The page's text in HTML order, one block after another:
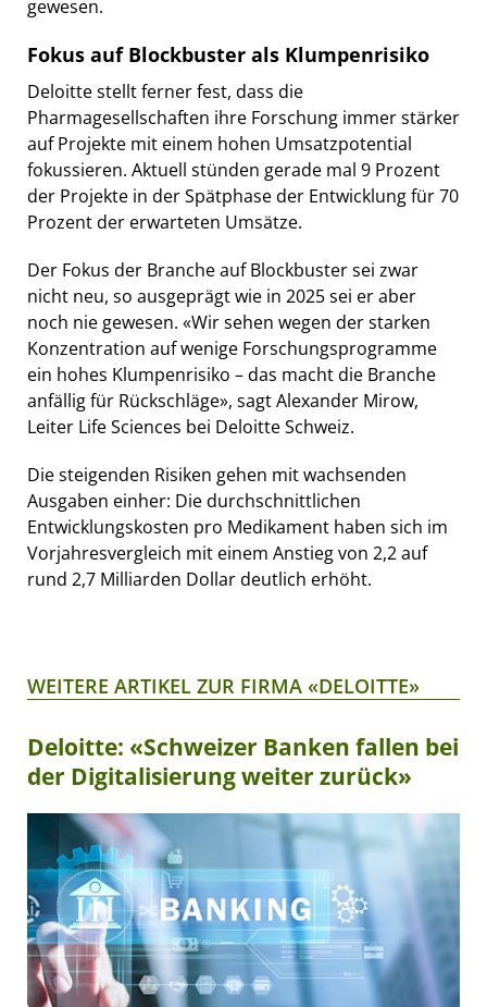
gewesen.
Fokus auf Blockbuster als Klumpenrisiko
Deloitte stellt ferner fest, dass die
Pharmagesellschaften ihre Forschung immer stärker
auf Projekte mit einem hohen Umsatzpotential
fokussieren. Aktuell stünden gerade mal 9 Prozent
der Projekte in der Spätphase der Entwicklung für 70
Prozent der erwarteten Umsätze.
Der Fokus der Branche auf Blockbuster sei zwar
nicht neu, so ausgeprägt wie in 2025 sei er aber
noch nie gewesen. «Wir sehen wegen der starken
Konzentration auf wenige Forschungsprogramme
ein hohes Klumpenrisiko – das macht die Branche
anfällig für Rückschläge», sagt Alexander Mirow,
Leiter Life Sciences bei Deloitte Schweiz.
Die steigenden Risiken gehen mit wachsenden
Ausgaben einher: Die durchschnittlichen
Entwicklungskosten pro Medikament haben sich im
Vorjahresvergleich mit einem Anstieg von 2,2 auf
rund 2,7 Milliarden Dollar deutlich erhöht.
WEITERE ARTIKEL ZUR FIRMA «DELOITTE»
Deloitte: «Schweizer Banken fallen bei
der Digitalisierung weiter zurück»